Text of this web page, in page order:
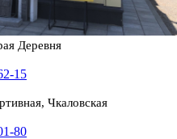
Деревня
15
Чкаловская
80